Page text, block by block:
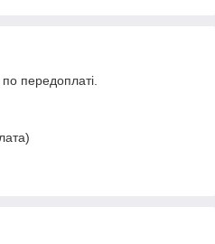
передоплаті.